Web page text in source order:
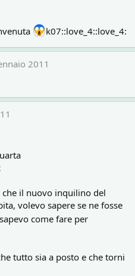
k07::love_4::love_4:
2011
il nuovo inquilino del
volevo sapere se ne fosse
come fare per
tutto sia a posto e che torni